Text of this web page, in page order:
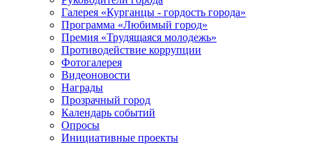
Галерея «Курганцы - гордость города»
Программа «Любимый город»
Премия «Трудящаяся молодежь»
Противодействие коррупции
Фотогалерея
Видеоновости
Награды
Прозрачный город
Календарь событий
Опросы
Инициативные проекты